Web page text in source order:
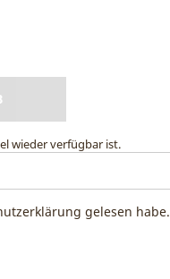
wieder verfügbar ist.
gelesen habe.